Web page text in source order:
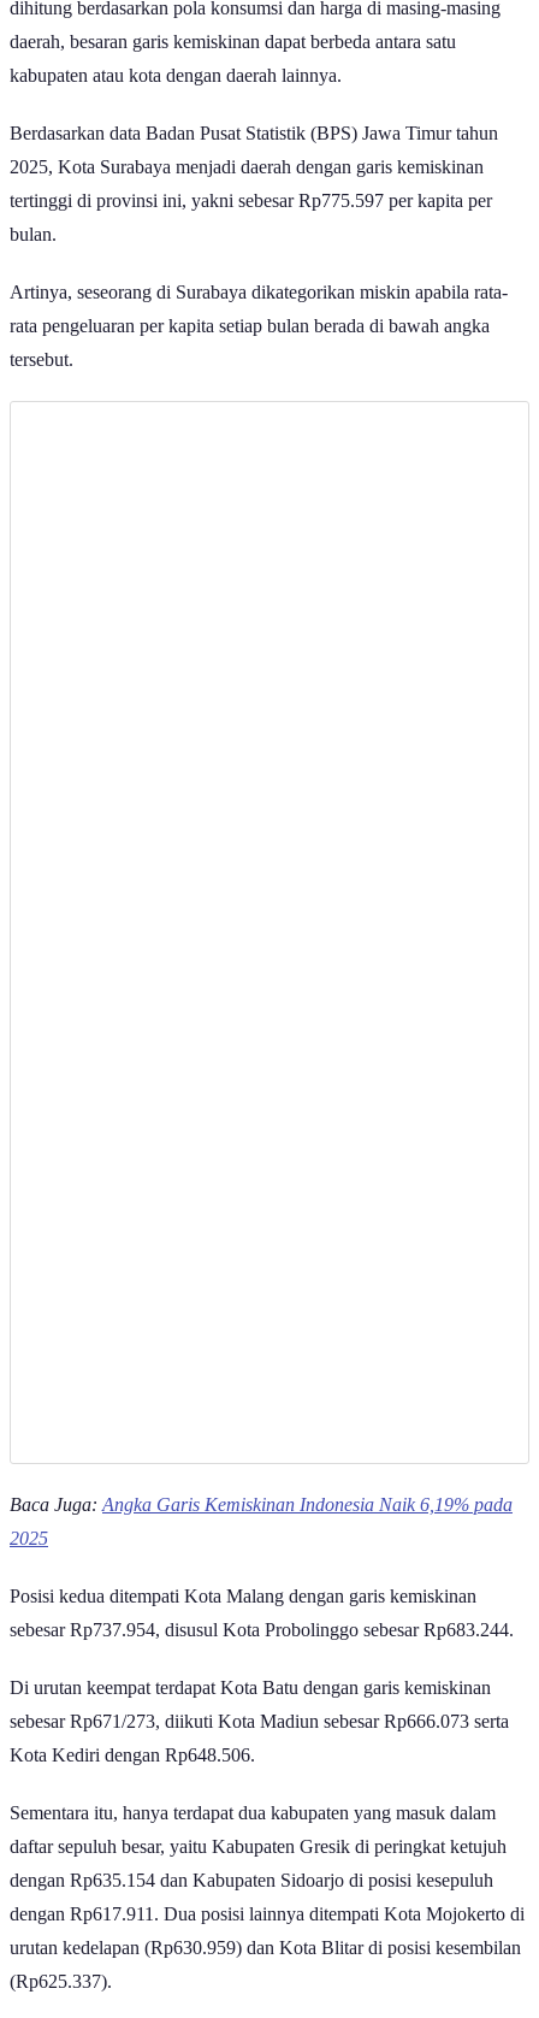
dihitung berdasarkan pola konsumsi dan harga di masing-masing
daerah, besaran garis kemiskinan dapat berbeda antara satu
kabupaten atau kota dengan daerah lainnya.
Berdasarkan data Badan Pusat Statistik (BPS) Jawa Timur tahun
2025, Kota Surabaya menjadi daerah dengan garis kemiskinan
tertinggi di provinsi ini, yakni sebesar Rp775.597 per kapita per
bulan.
Artinya, seseorang di Surabaya dikategorikan miskin apabila rata-
rata pengeluaran per kapita setiap bulan berada di bawah angka
tersebut.
Baca Juga:Angka Garis Kemiskinan Indonesia Naik 6,19% pada
2025
Posisi kedua ditempati Kota Malang dengan garis kemiskinan
sebesar Rp737.954, disusul Kota Probolinggo sebesar Rp683.244.
Di urutan keempat terdapat Kota Batu dengan garis kemiskinan
sebesar Rp671/273, diikuti Kota Madiun sebesar Rp666.073 serta
Kota Kediri dengan Rp648.506.
Sementara itu, hanya terdapat dua kabupaten yang masuk dalam
daftar sepuluh besar, yaitu Kabupaten Gresik di peringkat ketujuh
dengan Rp635.154 dan Kabupaten Sidoarjo di posisi kesepuluh
dengan Rp617.911. Dua posisi lainnya ditempati Kota Mojokerto di
urutan kedelapan (Rp630.959) dan Kota Blitar di posisi kesembilan
(Rp625.337).